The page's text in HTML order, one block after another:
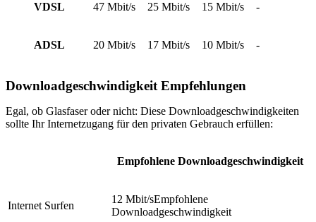
VDSL 47 Mbit/s 25 Mbit/s 15 Mbit/s -
ADSL 20 Mbit/s 17 Mbit/s 10 Mbit/s -
Download­geschwindigkeit Empfehlungen
Egal, ob Glasfaser oder nicht: Diese Downloadgeschwindigkeiten
sollte Ihr Internetzugang für den privaten Gebrauch erfüllen:
Empfohlene Downloadgeschwindigkeit
Internet Surfen
12 Mbit/sEmpfohlene
Downloadgeschwindigkeit